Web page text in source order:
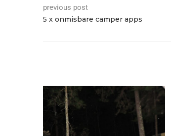
previous post
5 x onmisbare camper apps